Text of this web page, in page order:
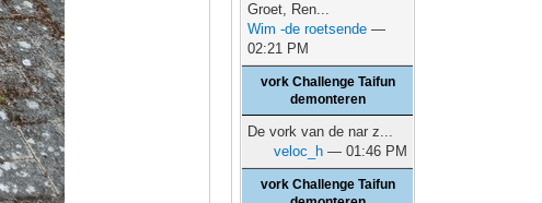
Groet, Ren...
Wim -de roetsende —
02:21 PM
vork Challenge Taifun
demonteren
De vork van de nar z...
veloc_h — 01:46 PM
vork Challenge Taifun